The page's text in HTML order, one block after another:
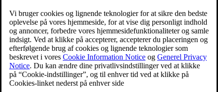
fra jævnlig rengøring og vask, som fjerner korroderende stoffer.
Undgå at bruge kraftige alkaliske eller sure rengøringsmidler på
blanke beklædningskomponenter, da de kan medføre korrosion.
Vejoverflader med grus eller småsten kan medføre lakafskalning, der
kan fungere som indgangssteder for korrosion. Tag dig af sådanne
skader, lige så snart du bemærker dem.
Korrosions- og slidbeskyttelsen på bilens karrosseri består af: